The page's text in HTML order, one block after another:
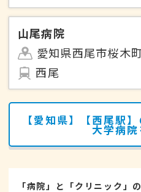
山尾病院
愛知県西尾市桜木
西尾
【愛知県】【西尾駅
大学病
「病院」と「クリニック」